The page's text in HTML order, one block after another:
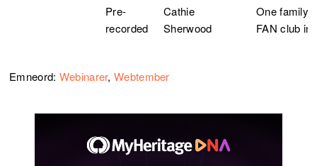
Pre-
recorded
Cathie
Sherwood
One family,
FAN club in
Emneord: Webinarer,Webtember